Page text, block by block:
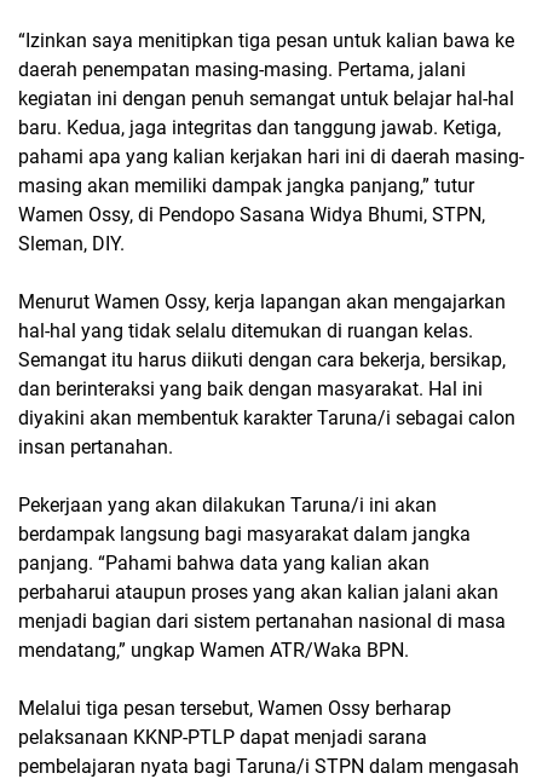
“Izinkan saya menitipkan tiga pesan untuk kalian bawa ke
daerah penempatan masing-masing. Pertama, jalani
kegiatan ini dengan penuh semangat untuk belajar hal-hal
baru. Kedua, jaga integritas dan tanggung jawab. Ketiga,
pahami apa yang kalian kerjakan hari ini di daerah masing-
masing akan memiliki dampak jangka panjang,” tutur
Wamen Ossy, di Pendopo Sasana Widya Bhumi, STPN,
Sleman, DIY.
Menurut Wamen Ossy, kerja lapangan akan mengajarkan
hal-hal yang tidak selalu ditemukan di ruangan kelas.
Semangat itu harus diikuti dengan cara bekerja, bersikap,
dan berinteraksi yang baik dengan masyarakat. Hal ini
diyakini akan membentuk karakter Taruna/i sebagai calon
insan pertanahan.
Pekerjaan yang akan dilakukan Taruna/i ini akan
berdampak langsung bagi masyarakat dalam jangka
panjang. “Pahami bahwa data yang kalian akan
perbaharui ataupun proses yang akan kalian jalani akan
menjadi bagian dari sistem pertanahan nasional di masa
mendatang,” ungkap Wamen ATR/Waka BPN.
Melalui tiga pesan tersebut, Wamen Ossy berharap
pelaksanaan KKNP-PTLP dapat menjadi sarana
pembelajaran nyata bagi Taruna/i STPN dalam mengasah